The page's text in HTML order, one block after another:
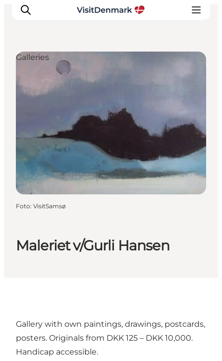
Ispirazioni
Dove andare
Dove dormire
Pianifica il viaggio
Maleriet v/Gurli Hansen
Galleries
Foto: VisitSamsø
Gallery with own paintings, drawings, postcards,
posters. Originals from DKK 125 – DKK 10,000.
Handicap accessible.